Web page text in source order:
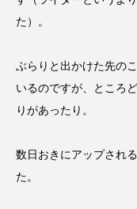
た）。
ぶらりと出かけた先の
いるのですが、ところ
りがあったり。
数日おきにアップされ
た。